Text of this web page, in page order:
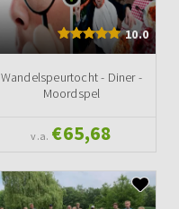
10.0
Wandelspeurtocht - Diner -
Moordspel
v.a. €65,68